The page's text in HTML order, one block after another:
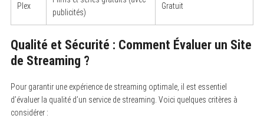
Plex
publicités)
Gratuit
Qualité et Sécurité : Comment Évaluer un Site
de Streaming ?
Pour garantir une expérience de streaming optimale, il est essentiel
d’évaluer la qualité d’un service de streaming. Voici quelques critères à
considérer :